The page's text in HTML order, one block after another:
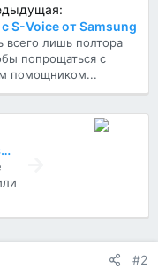
S-Voice от Samsung
всего лишь полтора
попрощаться с
помощником...
Новый удар от Google по идее плоской Земли
#2